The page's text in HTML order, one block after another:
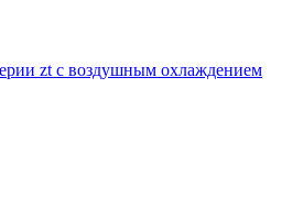
zt с воздушным охлаждением